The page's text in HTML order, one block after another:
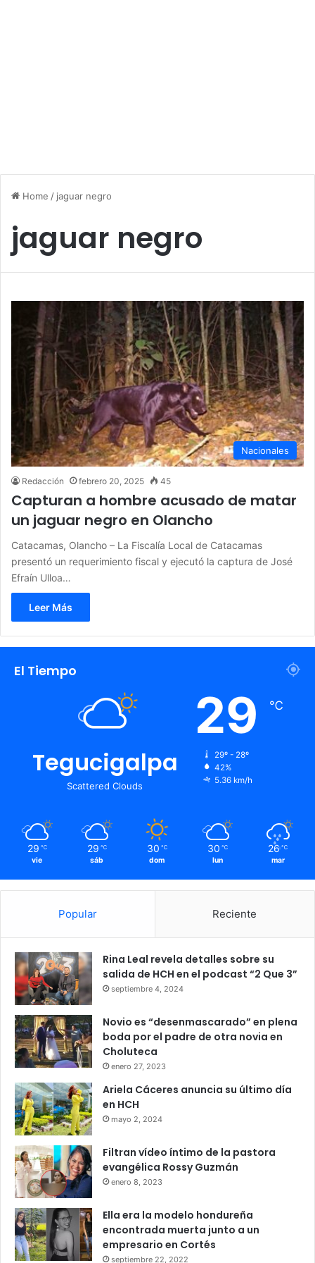
Home / jaguar negro
jaguar negro
Nacionales
Redacción febrero 20, 2025 45
Capturan a hombre acusado de matar
un jaguar negro en Olancho
Catacamas, Olancho – La Fiscalía Local de Catacamas
presentó un requerimiento fiscal y ejecutó la captura de José
Efraín Ulloa…
Leer Más
El Tiempo
Tegucigalpa
Scattered Clouds
29 ℃
29º - 28º
42%
5.36 km/h
29 ℃
vie
29 ℃
sáb
30 ℃
dom
30 ℃
lun
26 ℃
mar
Popular Reciente
Rina Leal revela detalles sobre su
salida de HCH en el podcast “2 Que 3”
septiembre 4, 2024
Novio es “desenmascarado” en plena
boda por el padre de otra novia en
Choluteca
enero 27, 2023
Ariela Cáceres anuncia su último día
en HCH
mayo 2, 2024
Filtran vídeo íntimo de la pastora
evangélica Rossy Guzmán
enero 8, 2023
Ella era la modelo hondureña
encontrada muerta junto a un
empresario en Cortés
septiembre 22, 2022